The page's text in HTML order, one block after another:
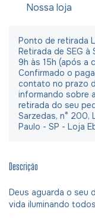
Nossa loja
Ponto de retirada
Retirada de SEG à
9h às 15h (após a
Confirmado o
contato no prazo
informando sobre
retirada do seu
Sarzedas, n° 200,
Paulo - SP - Loja
Descrição
Deus aguarda o seu
vida iluminando